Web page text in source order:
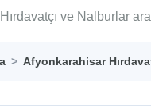
ve Nalburlar
Afyonkarahisar